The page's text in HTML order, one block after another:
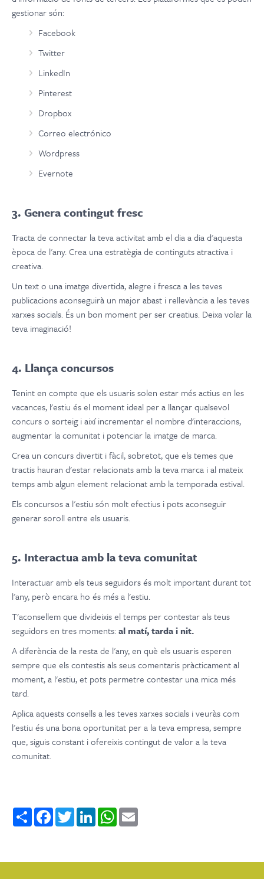
gestionar són:
Facebook
Twitter
LinkedIn
Pinterest
Dropbox
Correo electrónico
Wordpress
Evernote
3. Genera contingut fresc
Tracta de connectar la teva activitat amb el dia a dia d'aquesta
època de l'any. Crea una estratègia de continguts atractiva i
creativa.
Un text o una imatge divertida, alegre i fresca a les teves
publicacions aconseguirà un major abast i rellevància a les teves
xarxes socials. És un bon moment per ser creatius. Deixa volar la
teva imaginació!
4. Llança concursos
Tenint en compte que els usuaris solen estar més actius en les
vacances, l'estiu és el moment ideal per a llançar qualsevol
concurs o sorteig i així incrementar el nombre d'interaccions,
augmentar la comunitat i potenciar la imatge de marca.
Crea un concurs divertit i fàcil, sobretot, que els temes que
tractis hauran d'estar relacionats amb la teva marca i al mateix
temps amb algun element relacionat amb la temporada estival.
Els concursos a l'estiu són molt efectius i pots aconseguir
generar soroll entre els usuaris.
5. Interactua amb la teva comunitat
Interactuar amb els teus seguidors és molt important durant tot
l'any, però encara ho és més a l'estiu.
T'aconsellem que divideixis el temps per contestar als teus
seguidors en tres moments:al matí, tarda i nit.
A diferència de la resta de l'any, en què els usuaris esperen
sempre que els contestis als seus comentaris pràcticament al
moment, a l'estiu, et pots permetre contestar una mica més
tard.
Aplica aquests consells a les teves xarxes socials i veuràs com
l'estiu és una bona oportunitat per a la teva empresa, sempre
que, siguis constant i ofereixis contingut de valor a la teva
comunitat.
ShareFacebook
TwitterLinkedInWhatsApp